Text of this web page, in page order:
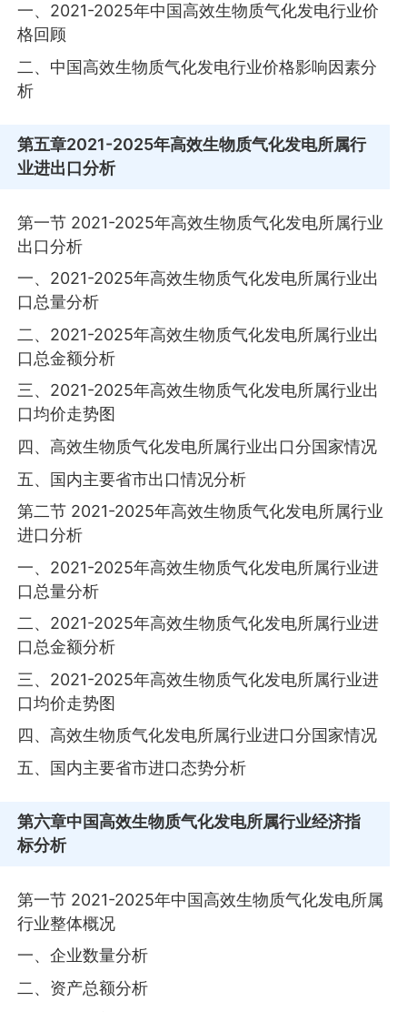
一、2021-2025年中国高效生物质气化发电行业价
格回顾
二、中国高效生物质气化发电行业价格影响因素分
析
第五章2021-2025年高效生物质气化发电所属行
业进出口分析
第一节 2021-2025年高效生物质气化发电所属行业
出口分析
一、2021-2025年高效生物质气化发电所属行业出
口总量分析
二、2021-2025年高效生物质气化发电所属行业出
口总金额分析
三、2021-2025年高效生物质气化发电所属行业出
口均价走势图
四、高效生物质气化发电所属行业出口分国家情况
五、国内主要省市出口情况分析
第二节 2021-2025年高效生物质气化发电所属行业
进口分析
一、2021-2025年高效生物质气化发电所属行业进
口总量分析
二、2021-2025年高效生物质气化发电所属行业进
口总金额分析
三、2021-2025年高效生物质气化发电所属行业进
口均价走势图
四、高效生物质气化发电所属行业进口分国家情况
五、国内主要省市进口态势分析
第六章中国高效生物质气化发电所属行业经济指
标分析
第一节 2021-2025年中国高效生物质气化发电所属
行业整体概况
一、企业数量分析
二、资产总额分析